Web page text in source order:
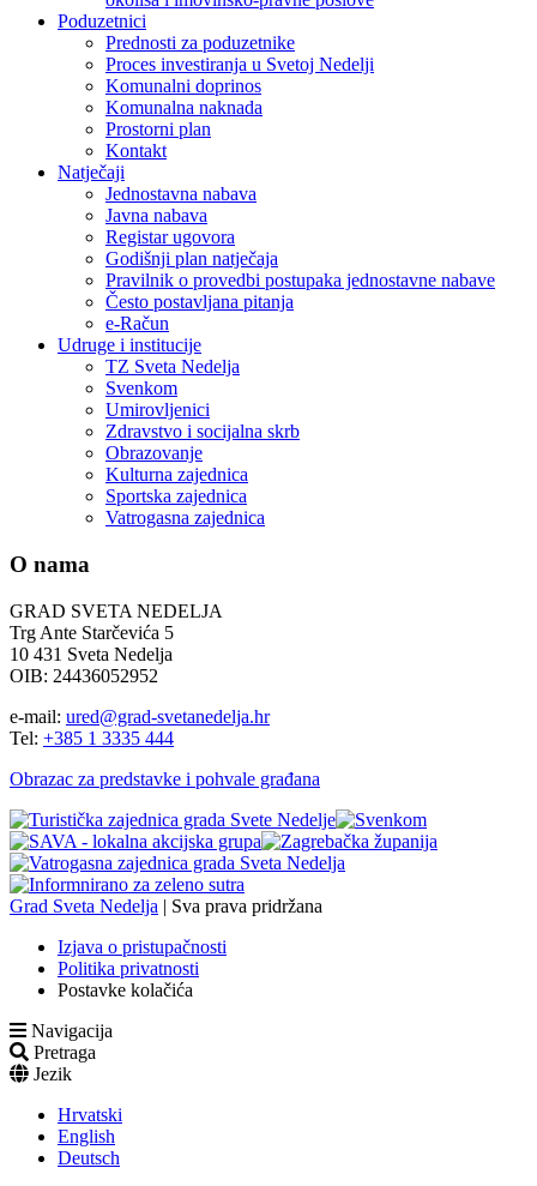
Poduzetnici
Prednosti za poduzetnike
Proces investiranja u Svetoj Nedelji
Komunalni doprinos
Komunalna naknada
Prostorni plan
Kontakt
Natječaji
Jednostavna nabava
Javna nabava
Registar ugovora
Godišnji plan natječaja
Pravilnik o provedbi postupaka jednostavne nabave
Često postavljana pitanja
e-Račun
Udruge i institucije
TZ Sveta Nedelja
Svenkom
Umirovljenici
Zdravstvo i socijalna skrb
Obrazovanje
Kulturna zajednica
Sportska zajednica
Vatrogasna zajednica
O nama
GRAD SVETA NEDELJA
Trg Ante Starčevića 5
10 431 Sveta Nedelja
OIB: 24436052952
e-mail: ured@grad-svetanedelja.hr
Tel: +385 1 3335 444
Obrazac za predstavke i pohvale građana
Grad Sveta Nedelja | Sva prava pridržana
Izjava o pristupačnosti
Politika privatnosti
Postavke kolačića
Navigacija
Pretraga
Jezik
Hrvatski
English
Deutsch